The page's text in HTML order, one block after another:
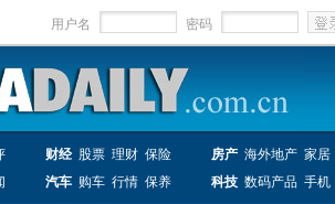
用户名 密码
财经 股票 理财 保险 房产 海外地产 家居
汽车 购车 行情 保养 科技 数码产品 手机